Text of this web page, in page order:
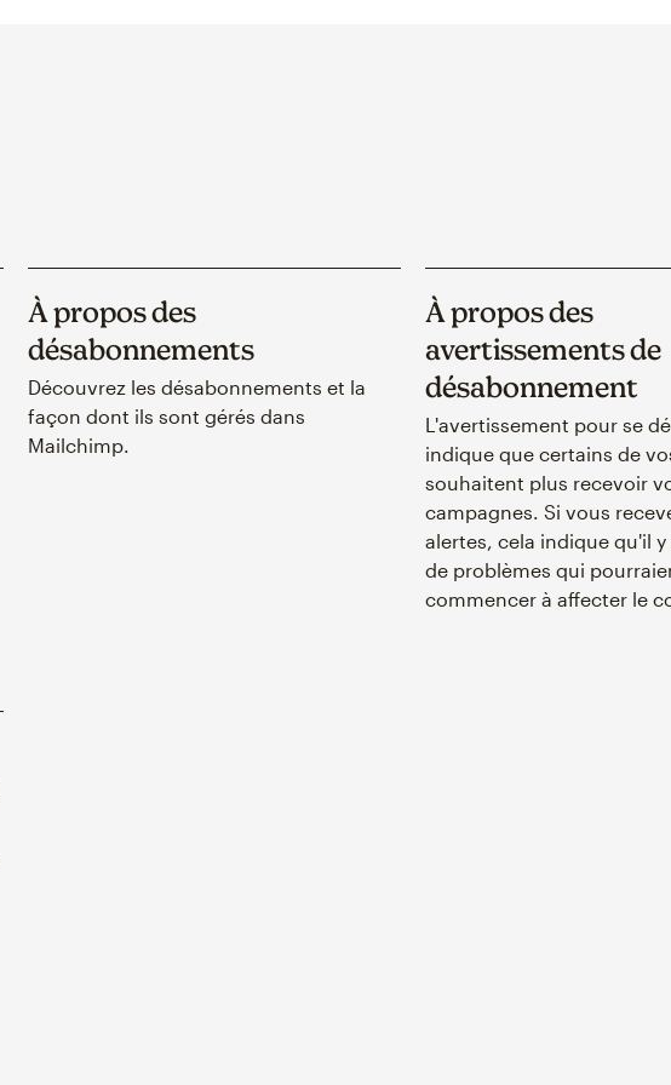
À propos des
désabonnements
Découvrez les désabonnements et la
façon dont ils sont gérés dans
Mailchimp.
À propos des
avertissements de
désabonnement
L'avertissement pour se
indique que certains de
souhaitent plus recevoir
campagnes. Si vous
alertes, cela indique qu'il
de problèmes qui
commencer à affecter le